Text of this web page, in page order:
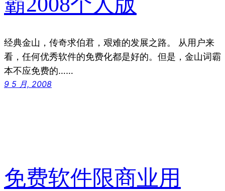
经典金山，传奇求伯君，艰难的发展之路。 从用户来
看，任何优秀软件的免费化都是好的。但是，金山词霸
本不应免费的……
9 5 月, 2008
免费软件限商业用